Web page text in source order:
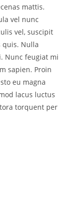
mattis.
vel nunc
vel, suscipit
quis. Nulla
Nunc feugiat mi
sapien. Proin
eu magna
lacus luctus
torquent per